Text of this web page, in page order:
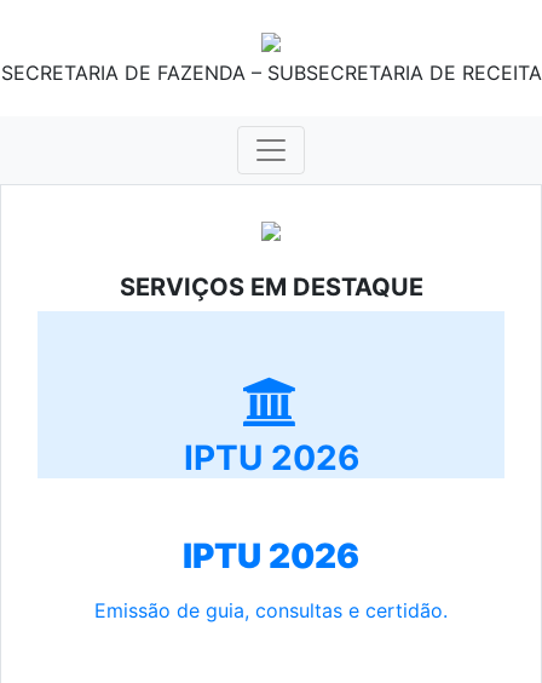
SECRETARIA DE FAZENDA – SUBSECRETARIA DE RECEITA
SERVIÇOS EM DESTAQUE
IPTU 2026
IPTU 2026
Emissão de guia, consultas e certidão.